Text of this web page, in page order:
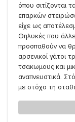
όπου σιτίζονται
επαρκών
είχε ως
Θηλυκές που
προσπαθούν να
αρσενικοί γάτοι
τσακωμους και
αναπνευστικά.
με στόχο τη